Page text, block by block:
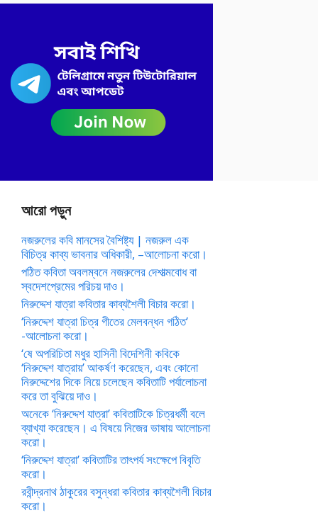
আরো পড়ুন
নজরুলের কবি মানসের বৈশিষ্ট্য | নজরুল এক
বিচিত্র কাব্য ভাবনার অধিকারী, –আলোচনা করো।
পঠিত কবিতা অবলম্বনে নজরুলের দেশাত্মবোধ বা
স্বদেশপ্রেমের পরিচয় দাও।
নিরুদ্দেশ যাত্রা কবিতার কাব্যশৈলী বিচার করো।
‘নিরুদ্দেশ যাত্রা চিত্র গীতের মেলবন্ধন গঠিত’
-আলোচনা করো।
‘ষে অপরিচিতা মধুর হাসিনী বিদেশিনী কবিকে
‘নিরুদ্দেশ যাত্রায়’ আকর্ষণ করেছেন, এবং কোনো
নিরুদ্দেশের দিকে নিয়ে চলেছেন কবিতাটি পর্যালোচনা
করে তা বুঝিয়ে দাও।
অনেকে ‘নিরুদ্দেশ যাত্রা’ কবিতাটিকে চিত্রধর্মী বলে
ব্যাখ্যা করেছেন। এ বিষয়ে নিজের ভাষায় আলোচনা
করো।
‘নিরুদ্দেশ যাত্রা’ কবিতাটির তাৎপর্য সংক্ষেপে বিবৃতি
করো।
রবীন্দ্রনাথ ঠাকুরের বসুন্ধরা কবিতার কাব্যশৈলী বিচার
করো।